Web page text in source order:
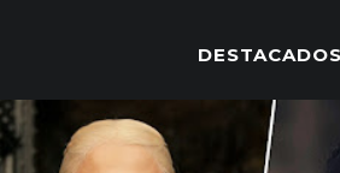
DESTACADOS